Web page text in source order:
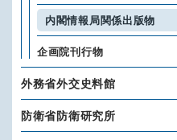
内閣情報局関係出版物
企画院刊行物
外務省外交史料館
防衛省防衛研究所